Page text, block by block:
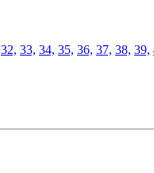
32, 33, 34, 35, 36, 37, 38, 39,